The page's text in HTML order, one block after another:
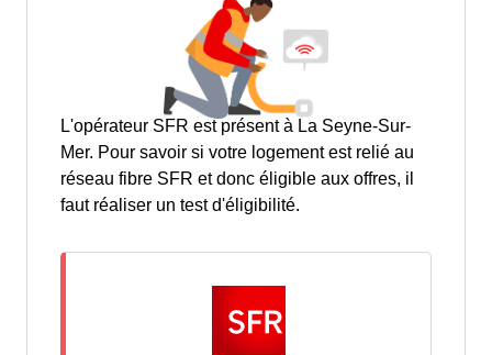
L'opérateur SFR est présent à La Seyne-Sur-
Mer. Pour savoir si votre logement est relié au
réseau fibre SFR et donc éligible aux offres, il
faut réaliser un test d'éligibilité.